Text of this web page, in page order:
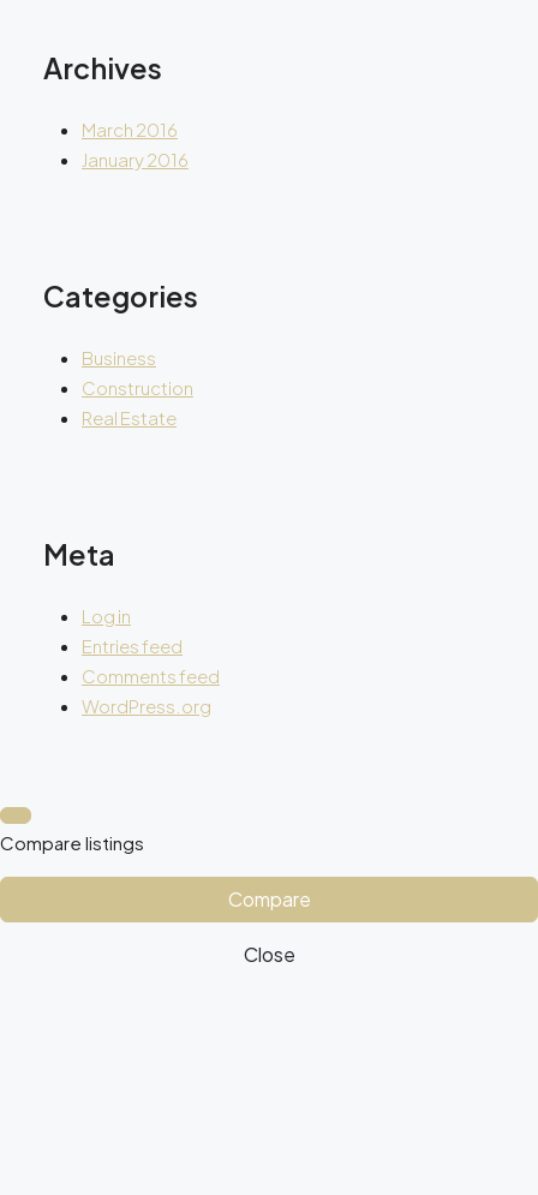
Archives
March 2016
January 2016
Categories
Business
Construction
Real Estate
Meta
Log in
Entries feed
Comments feed
WordPress.org
Compare listings
Compare
Close